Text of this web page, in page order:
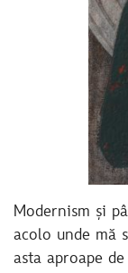
Modernism și
acolo unde mă
asta aproape